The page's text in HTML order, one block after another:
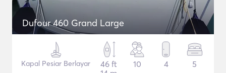
Dufour 460 Grand Large
Kapal Pesiar Berlayar
46 ft
10 4 5